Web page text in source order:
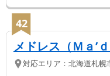
42
メドレス（Ｍａ’
対応エリア： 北海道札幌